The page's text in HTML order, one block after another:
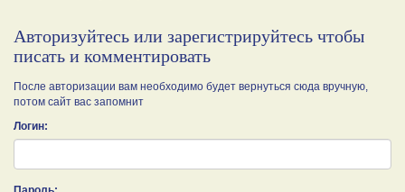
Авторизуйтесь или зарегистрируйтесь чтобы
писать и комментировать
После авторизации вам необходимо будет вернуться сюда вручную,
потом сайт вас запомнит
Логин: